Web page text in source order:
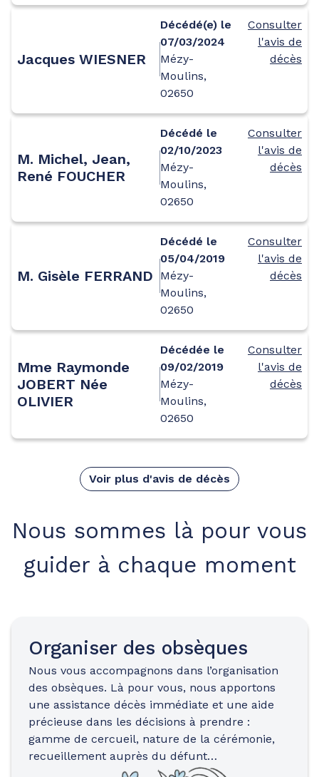
Jacques WIESNER
Décédé(e) le
07/03/2024
Mézy-
Moulins,
02650
Consulter
l'avis de
décès
M. Michel, Jean,
René FOUCHER
Décédé le
02/10/2023
Mézy-
Moulins,
02650
Consulter
l'avis de
décès
M. Gisèle FERRAND
Décédé le
05/04/2019
Mézy-
Moulins,
02650
Consulter
l'avis de
décès
Mme Raymonde
JOBERT Née
OLIVIER
Décédée le
09/02/2019
Mézy-
Moulins,
02650
Consulter
l'avis de
décès
Voir plus d'avis de décès
Nous sommes là pour vous
guider à chaque moment
Organiser des obsèques
Nous vous accompagnons dans l’organisation
des obsèques. Là pour vous, nous apportons
une assistance décès immédiate et une aide
précieuse dans les décisions à prendre :
gamme de cercueil, nature de la cérémonie,
recueillement auprès du défunt…